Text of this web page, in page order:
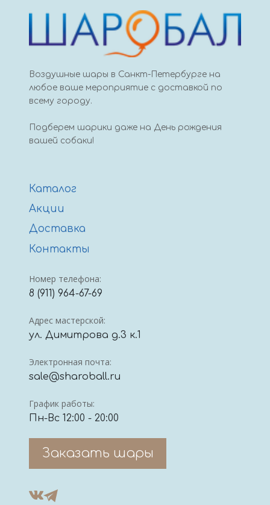
Воздушные шары в Санкт-Петербурге на
любое ваше мероприятие с доставкой по
всему городу.
Подберем шарики даже на День рождения
вашей собаки!
Каталог
Акции
Доставка
Контакты
Номер телефона:
8 (911) 964-67-69
Адрес мастерской:
ул. Димитрова д.3 к.1
Электронная почта:
sale@sharoball.ru
График работы:
Пн-Вс 12:00 - 20:00
Заказать шары